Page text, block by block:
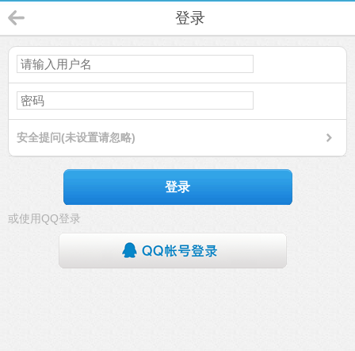
登录
安全提问(未设置请忽略)
登录
或使用QQ登录